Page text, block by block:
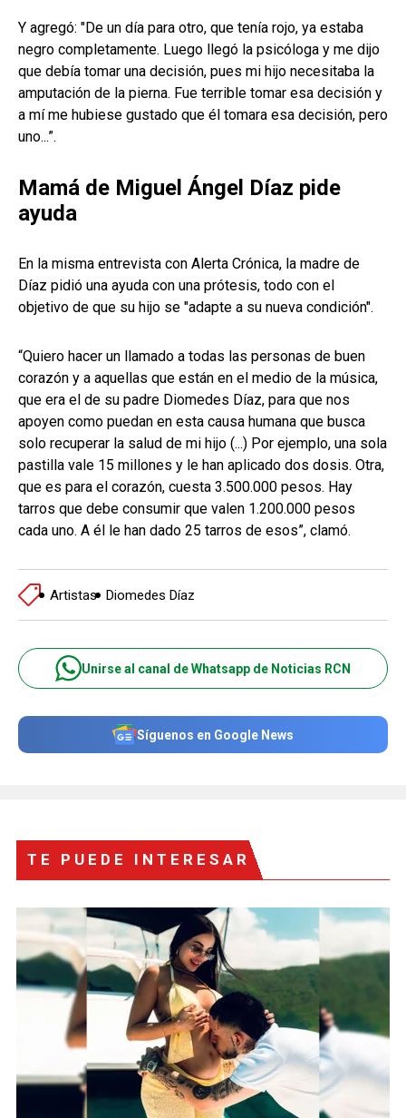
Y agregó: "De un día para otro, que tenía rojo, ya estaba
negro completamente. Luego llegó la psicóloga y me dijo
que debía tomar una decisión, pues mi hijo necesitaba la
amputación de la pierna. Fue terrible tomar esa decisión y
a mí me hubiese gustado que él tomara esa decisión, pero
uno...”.
Mamá de Miguel Ángel Díaz pide
ayuda
En la misma entrevista con Alerta Crónica, la madre de
Díaz pidió una ayuda con una prótesis, todo con el
objetivo de que su hijo se "adapte a su nueva condición".
“Quiero hacer un llamado a todas las personas de buen
corazón y a aquellas que están en el medio de la música,
que era el de su padre Diomedes Díaz, para que nos
apoyen como puedan en esta causa humana que busca
solo recuperar la salud de mi hijo (...) Por ejemplo, una sola
pastilla vale 15 millones y le han aplicado dos dosis. Otra,
que es para el corazón, cuesta 3.500.000 pesos. Hay
tarros que debe consumir que valen 1.200.000 pesos
cada uno. A él le han dado 25 tarros de esos”, clamó.
Artistas Diomedes Díaz
Unirse al canal de Whatsapp de Noticias RCN
Síguenos en Google News
TE PUEDE INTERESAR